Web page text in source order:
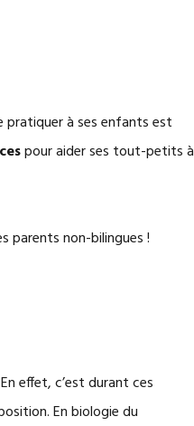
pratiquer à ses enfants est
pour aider ses tout-petits à
parents non-bilingues !
effet, c’est durant ces
En biologie du